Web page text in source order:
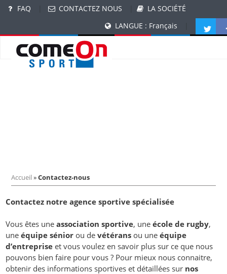
FAQ CONTACTEZ NOUS
LA SOCIÉTÉ
LANGUE : Français
Accueil »Contactez-nous
Contactez notre agence sportive spécialisée
Vous êtes uneassociation sportive, uneécole de rugby,
uneéquipe sénior ou devétérans ou uneéquipe
d’entreprise et vous voulez en savoir plus sur ce que nous
pouvons bien faire pour vous ? Pour mieux nous connaitre,
obtenir des informations sportives et détaillées sur nos